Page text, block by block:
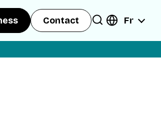
Contact Fr